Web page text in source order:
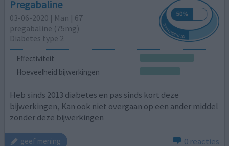
Pregabaline
03-06-2020 | Man | 67
pregabaline (75mg)
Diabetes type 2
Effectiviteit
Hoeveelheid bijwerkingen
Heb sinds 2013 diabetes en pas sinds kort deze
bijwerkingen, Kan ook niet overgaan op een ander middel
zonder deze bijwerkingen
geef mening 0 reacties